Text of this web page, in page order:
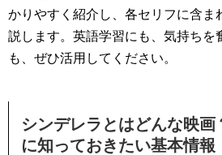
かりやすく紹介し、各セリフに含ま
説します。英語学習にも、気持ちを
も、ぜひ活用してください。
シンデレラとはどんな映画
に知っておきたい基本情報